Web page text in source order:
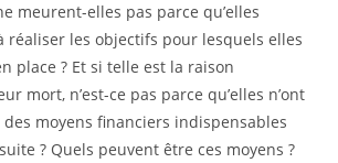
meurent-elles pas parce qu’elles
réaliser les objectifs pour lesquels elles
place ? Et si telle est la raison
mort, n’est-ce pas parce qu’elles n’ont
moyens financiers indispensables
? Quels peuvent être ces moyens ?